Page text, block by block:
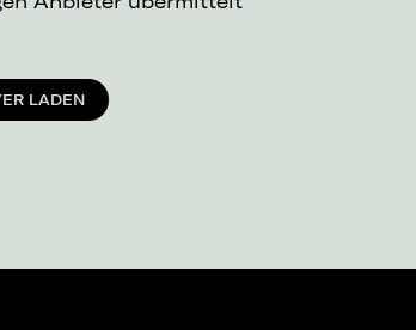
LADEN